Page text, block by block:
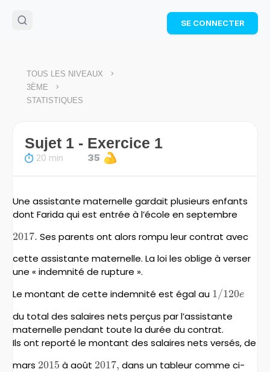
🌴Cahier de vacances offert
: révise les maths cet
Télécharge ton PDF gratuit et progresse avec des
SE CONNECTER
TOUS LES NIVEAUX >
3ÈME >
STATISTIQUES
Sujet 1 - Exercice 1
20 min 35
Une assistante maternelle gardait plusieurs enfants
dont Farida qui est entrée à l’école en septembre
2017.
2017. Ses parents ont alors rompu leur contrat avec
cette assistante maternelle. La loi les oblige à verser
une « indemnité de rupture ».
Le montant de cette indemnité est égal au 1/120e
1/120e
du total des salaires nets perçus par l’assistante
maternelle pendant toute la durée du contrat.
Ils ont reporté le montant des salaires nets versés, de
mars 2015
2015 à août 2017,
2017, dans un tableur comme ci-